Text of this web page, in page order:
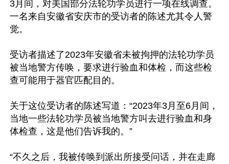
3月间，对美国部分法轮功学员进行一项在线调查。
一名来自安徽省安庆市的受访者的陈述尤其令人警
觉。
受访者描述了2023年安徽省未被拘押的法轮功学员
被当地警方传唤，要求进行验血和体检，而这些检
查可能用于器官匹配目的。
关于这位受访者的陈述写道：“2023年3月至6月间，
当地一些法轮功学员被当地警方叫去进行验血和身
体检查，这是他们告诉我的。”
“不久之后，我被传唤到派出所接受问话，并在走廊